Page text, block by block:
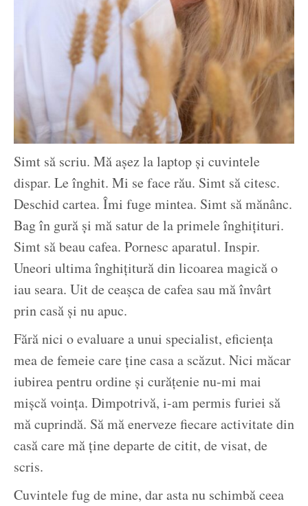
Simt să scriu. Mă așez la laptop și cuvintele
dispar. Le înghit. Mi se face rău. Simt să citesc.
Deschid cartea. Îmi fuge mintea. Simt să mănânc.
Bag în gură și mă satur de la primele înghițituri.
Simt să beau cafea. Pornesc aparatul. Inspir.
Uneori ultima înghițitură din licoarea magică o
iau seara. Uit de ceașca de cafea sau mă învârt
prin casă și nu apuc.
Fără nici o evaluare a unui specialist, eficiența
mea de femeie care ține casa a scăzut. Nici măcar
iubirea pentru ordine și curățenie nu-mi mai
mișcă voința. Dimpotrivă, i-am permis furiei să
mă cuprindă. Să mă enerveze fiecare activitate din
casă care mă ține departe de citit, de visat, de
scris.
Cuvintele fug de mine, dar asta nu schimbă ceea